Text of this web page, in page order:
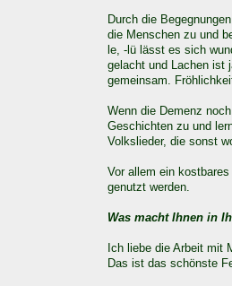
Durch die
die Menschen zu und
le, -lü lässt es sich
gelacht und Lachen ist
gemeinsam.
Wenn die Demenz
Geschichten zu und
Volkslieder, die sonst
Vor allem ein
genutzt werden.
Was macht Ihnen in
Ich liebe die Arbeit mit
Das ist das schönste